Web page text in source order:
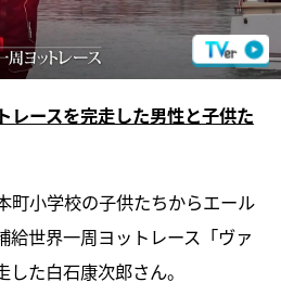
レースを完走した男性と子供た
町小学校の子供たちからエール
給世界一周ヨットレース「ヴァ
た白石康次郎さん。